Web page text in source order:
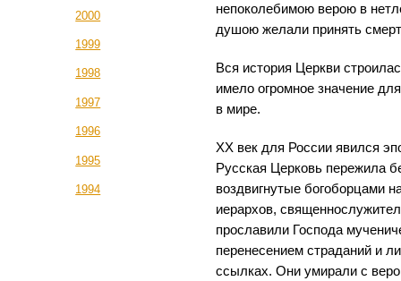
2000
1999
1998
1997
1996
1995
1994
непоколебимою верою в
душою желали принять
Вся история Церкви
имело огромное значение
в мире.
XX век для России явился
Русская Церковь пережила
воздвигнутые богоборцами
иерархов,
прославили Господа
перенесением страданий и
ссылках. Они умирали с